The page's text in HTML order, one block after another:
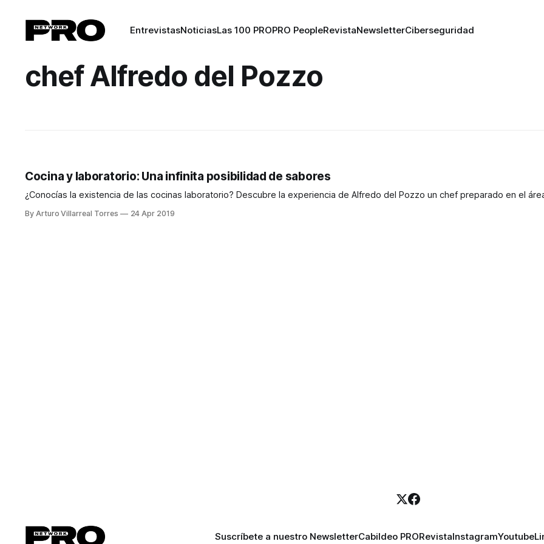
EntrevistasNoticiasLas 100 PROPRO PeopleRevistaNewsletterCiberseguridad
chef Alfredo del Pozzo
Cocina y laboratorio: Una infinita posibilidad de sabores
¿Conocías la existencia de las cocinas laboratorio? Descubre la experiencia de Alfredo del Pozzo un chef preparado en el
By Arturo Villarreal Torres 24 Apr 2019
Suscríbete a nuestro NewsletterCabildeo PRORevistaInstagramYoutube